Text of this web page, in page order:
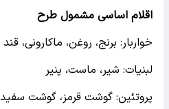
اقلام اساسی مشمول طرح
خواربار: برنج، روغن، ماکارونی،
لبنیات: شیر، ماست، پنیر
پروتئین: گوشت قرمز، گوشت